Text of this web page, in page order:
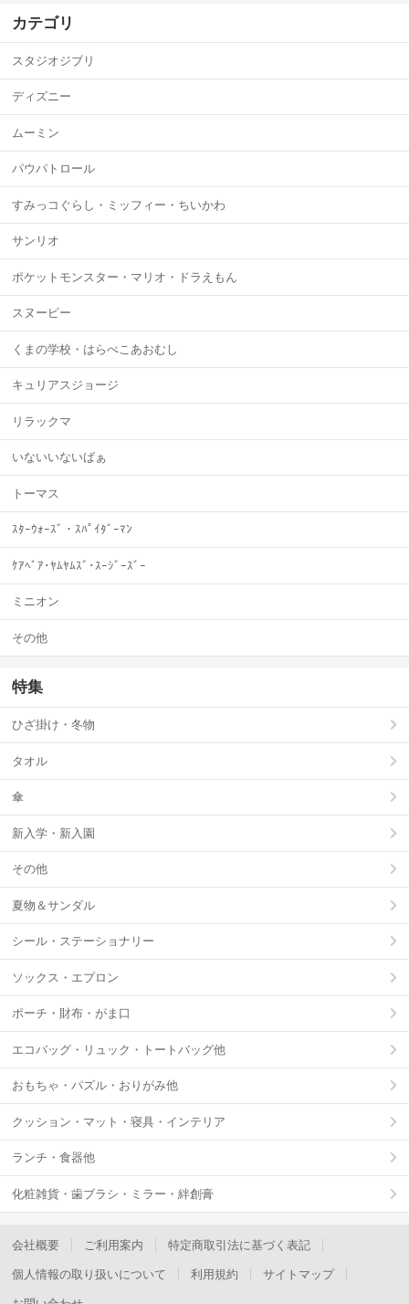
カテゴリ
スタジオジブリ
ディズニー
ムーミン
パウパトロール
すみっコぐらし・ミッフィー・ちいかわ
サンリオ
ポケットモンスター・マリオ・ドラえもん
スヌーピー
くまの学校・はらぺこあおむし
キュリアスジョージ
リラックマ
いないいないばぁ
トーマス
ｽﾀｰｳｫｰｽﾞ・ｽﾊﾟｲﾀﾞｰﾏﾝ
ｹｱﾍﾞｱ･ﾔﾑﾔﾑｽﾞ･ｽｰｼﾞｰｽﾞｰ
ミニオン
その他
特集
ひざ掛け・冬物
タオル
傘
新入学・新入園
その他
夏物＆サンダル
シール・ステーショナリー
ソックス・エプロン
ポーチ・財布・がま口
エコバッグ・リュック・トートバッグ他
おもちゃ・パズル・おりがみ他
クッション・マット・寝具・インテリア
ランチ・食器他
化粧雑貨・歯ブラシ・ミラー・絆創膏
会社概要 ご利用案内 特定商取引法に基づく表記
個人情報の取り扱いについて 利用規約 サイトマップ